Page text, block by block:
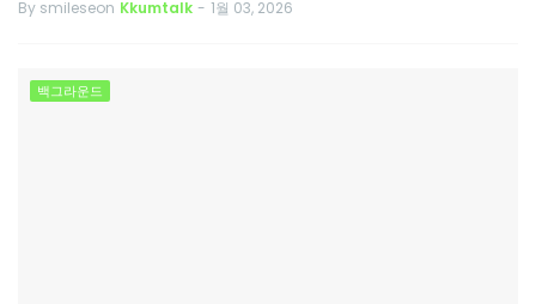
By smileseon Kkumtalk - 1월 03, 2026
백그라운드